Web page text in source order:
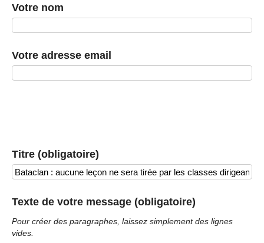
Votre nom
Votre adresse email
Titre (obligatoire)
Texte de votre message (obligatoire)
Pour créer des paragraphes, laissez simplement des lignes
vides.